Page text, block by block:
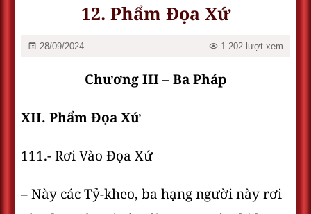
12. Phẩm Ðọa Xứ
28/09/2024 1.202 lượt xem
Chương III – Ba Pháp
XII. Phẩm Ðọa Xứ
111.- Rơi Vào Ðọa Xứ
– Này các Tỷ-kheo, ba hạng người này rơi